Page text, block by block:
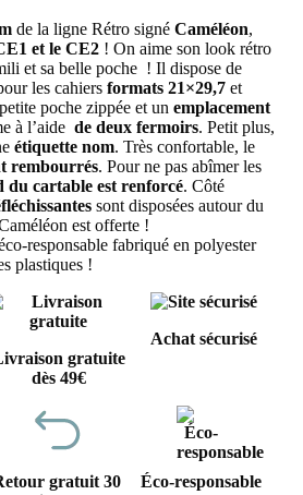
de la ligne Rétro signé Caméléon,
et le CE2 ! On aime son look rétro
et sa belle poche ! Il dispose de
les cahiers formats 21×29,7 et
poche zippée et un emplacement
à l’aide de deux fermoirs. Petit plus,
étiquette nom. Très confortable, le
rembourrés. Pour ne pas abîmer les
du cartable est renforcé. Côté
sont disposées autour du
est offerte !
responsable fabriqué en polyester
plastiques !
gratuite
dès 49€
Achat sécurisé
gratuit 30
Éco-responsable